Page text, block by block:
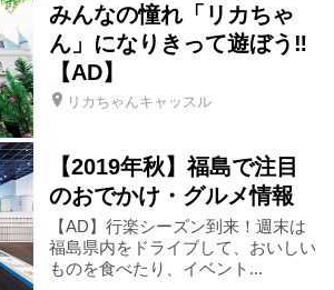
会津エリア
金山町
只見町 檜枝岐村
会津若松市 三春町
みんなの憧れ「リカちゃ
ん」になりきって遊ぼう‼
【AD】
リカちゃんキャッスル
【2019年秋】福島で注目
のおでかけ・グルメ情報
【AD】行楽シーズン到来！週末は
福島県内をドライブして、おいしい
ものを食べたり、イベント...